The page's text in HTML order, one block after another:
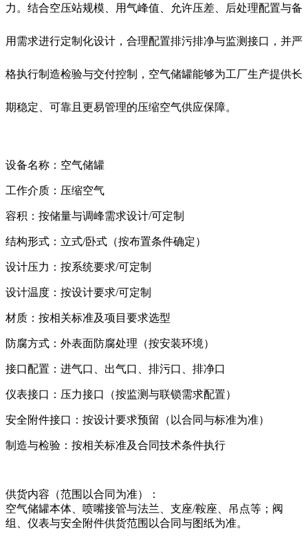
力。结合空压站规模、用气峰值、允许压差、后处理配置与备
用需求进行定制化设计，合理配置排污排净与监测接口，并严
格执行制造检验与交付控制，空气储罐能够为工厂生产提供长
期稳定、可靠且更易管理的压缩空气供应保障。
设备名称：空气储罐
工作介质：压缩空气
容积：按储量与调峰需求设计/可定制
结构形式：立式/卧式（按布置条件确定）
设计压力：按系统要求/可定制
设计温度：按设计要求/可定制
材质：按相关标准及项目要求选型
防腐方式：外表面防腐处理（按安装环境）
接口配置：进气口、出气口、排污口、排净口
仪表接口：压力接口（按监测与联锁需求配置）
安全附件接口：按设计要求预留（以合同与标准为准）
制造与检验：按相关标准及合同技术条件执行
供货内容（范围以合同为准）：
空气储罐本体、喷嘴接管与法兰、支座/鞍座、吊点等；阀
组、仪表与安全附件供货范围以合同与图纸为准。